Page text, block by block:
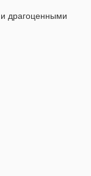
драгоценными